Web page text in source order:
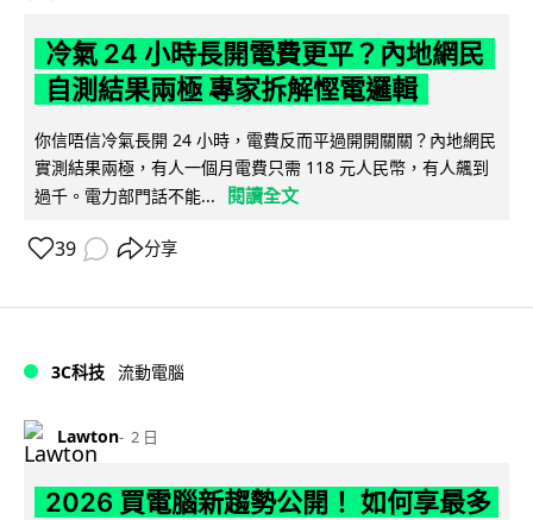
冷氣 24 小時長開電費更平？內地網民
自測結果兩極 專家拆解慳電邏輯
你信唔信冷氣長開 24 小時，電費反而平過開開關關？內地網民
實測結果兩極，有人一個月電費只需 118 元人民幣，有人飆到
過千。電力部門話不能...
閱讀全文
39 分享
3C科技 流動電腦
Lawton 2 日
2026 買電腦新趨勢公開！ 如何享最多